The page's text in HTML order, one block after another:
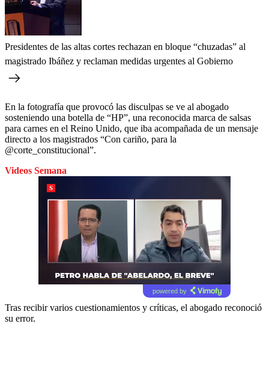
Presidentes de las altas cortes rechazan en bloque “chuzadas” al
magistrado Ibáñez y reclaman medidas urgentes al Gobierno
En la fotografía que provocó las disculpas se ve al abogado
sosteniendo una botella de “HP”, una reconocida marca de salsas
para carnes en el Reino Unido, que iba acompañada de un mensaje
directo a los magistrados “Con cariño, para la
@corte_constitucional”.
Videos Semana
powered by
Tras recibir varios cuestionamientos y críticas, el abogado reconoció
su error.